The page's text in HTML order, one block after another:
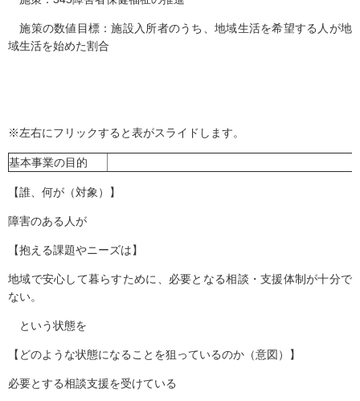
施策の数値目標：施設入所者のうち、地域生活を希望する人が地
域生活を始めた割合
※左右にフリックすると表がスライドします。
基本事業の目的
【誰、何が（対象）】
障害のある人が
【抱える課題やニーズは】
地域で安心して暮らすために、必要となる相談・支援体制が十分で
ない。
という状態を
【どのような状態になることを狙っているのか（意図）】
必要とする相談支援を受けている